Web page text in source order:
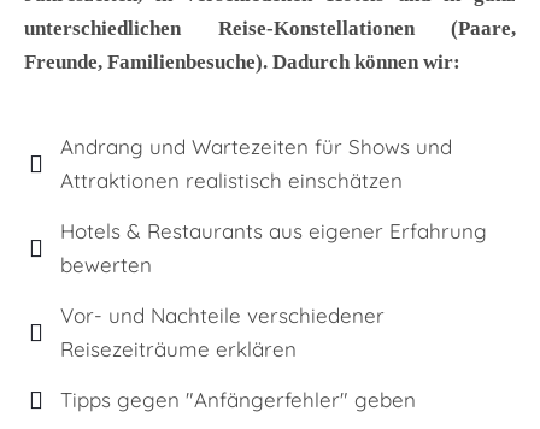
unterschiedlichen Reise‑Konstellationen (Paare,
Freunde, Familienbesuche). Dadurch können wir:
Andrang und Wartezeiten für Shows und
Attraktionen realistisch einschätzen
Hotels & Restaurants aus eigener Erfahrung
bewerten
Vor- und Nachteile verschiedener
Reisezeiträume erklären
Tipps gegen "Anfängerfehler" geben